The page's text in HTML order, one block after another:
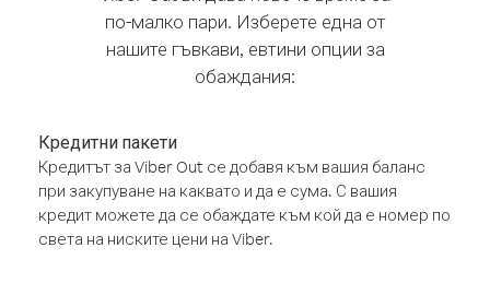
по-малко пари. Изберете една от
нашите гъвкави, евтини опции за
обаждания:
Кредитни пакети
Кредитът за Viber Out се добавя към вашия баланс
при закупуване на каквато и да е сума. С вашия
кредит можете да се обаждате към кой да е номер по
света на ниските цени на Viber.